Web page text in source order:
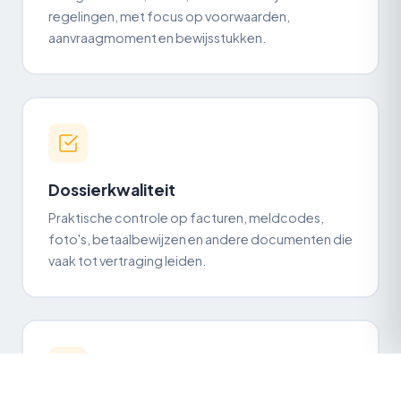
regelingen, met focus op voorwaarden,
aanvraagmoment en bewijsstukken.
Dossierkwaliteit
Praktische controle op facturen, meldcodes,
foto's, betaalbewijzen en andere documenten die
vaak tot vertraging leiden.